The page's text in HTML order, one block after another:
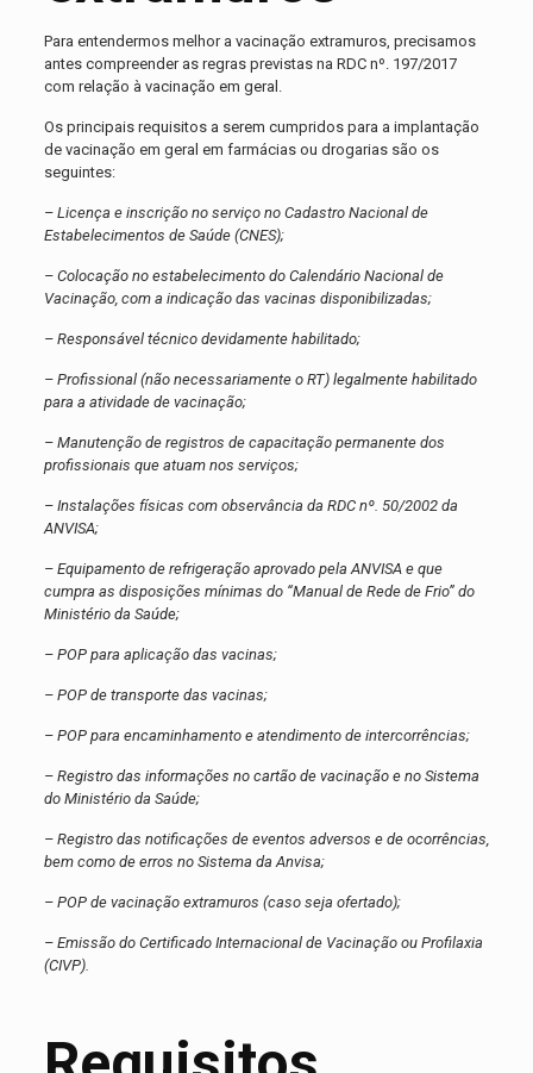
Para entendermos melhor a vacinação extramuros, precisamos
antes compreender as regras previstas na RDC nº. 197/2017
com relação à vacinação em geral.
Os principais requisitos a serem cumpridos para a implantação
de vacinação em geral em farmácias ou drogarias são os
seguintes:
– Licença e inscrição no serviço no Cadastro Nacional de
Estabelecimentos de Saúde (CNES);
– Colocação no estabelecimento do Calendário Nacional de
Vacinação, com a indicação das vacinas disponibilizadas;
– Responsável técnico devidamente habilitado;
– Profissional (não necessariamente o RT) legalmente habilitado
para a atividade de vacinação;
– Manutenção de registros de capacitação permanente dos
profissionais que atuam nos serviços;
– Instalações físicas com observância da RDC nº. 50/2002 da
ANVISA;
– Equipamento de refrigeração aprovado pela ANVISA e que
cumpra as disposições mínimas do “Manual de Rede de Frio” do
Ministério da Saúde;
– POP para aplicação das vacinas;
– POP de transporte das vacinas;
– POP para encaminhamento e atendimento de intercorrências;
– Registro das informações no cartão de vacinação e no Sistema
do Ministério da Saúde;
– Registro das notificações de eventos adversos e de ocorrências,
bem como de erros no Sistema da Anvisa;
– POP de vacinação extramuros (caso seja ofertado);
– Emissão do Certificado Internacional de Vacinação ou Profilaxia
(CIVP).